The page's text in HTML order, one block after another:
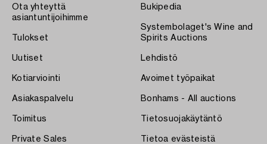
Ota yhteyttä
asiantuntijoihimme
Tulokset
Uutiset
Kotiarviointi
Asiakaspalvelu
Toimitus
Private Sales
Bukipedia
Systembolaget's Wine and
Spirits Auctions
Lehdistö
Avoimet työpaikat
Bonhams - All auctions
Tietosuojakäytäntö
Tietoa evästeistä